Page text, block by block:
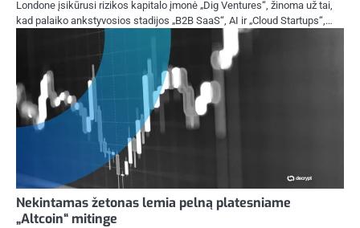
Londone įsikūrusi rizikos kapitalo įmonė „Dig Ventures“, žinoma už tai,
kad palaiko ankstyvosios stadijos „B2B SaaS“, AI ir „Cloud Startups“,…
Nekintamas žetonas lemia pelną platesniame
„Altcoin“ mitinge